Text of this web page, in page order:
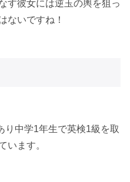
す彼女には逆玉の輿を狙っ
ないですね！
り中学1年生で英検1級を取
います。